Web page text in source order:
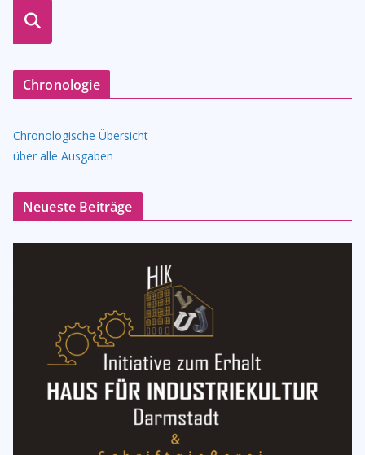
suche
Chronologie
Chronologische Übersicht
über alle Ausgaben
Neueste Beiträge